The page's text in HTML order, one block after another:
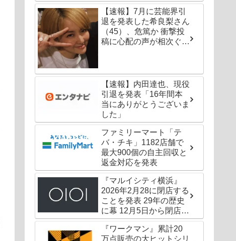
【速報】7月に芸能界引
退を発表した希良梨さん
（45）、危篤か 衝撃投
稿に心配の声が相次ぐ
【速報】内田達也、現役
引退を発表「16年間本
当にありがとうございま
した」
ファミリーマート「テ
バ・チキ」1182店舗で
最大900個の自主回収と
返金対応を発表
『マルイシティ横浜』
2026年2月28に閉店する
ことを発表 29年の歴史
に幕 12月5日から閉店セ
ールも
『ワークマン』累計20
万点販売の大ヒットシリ